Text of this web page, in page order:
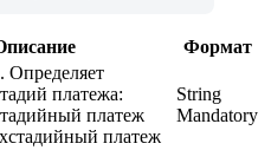
Формат
Определяет
платежа:
платеж
платеж
String
Mandatory